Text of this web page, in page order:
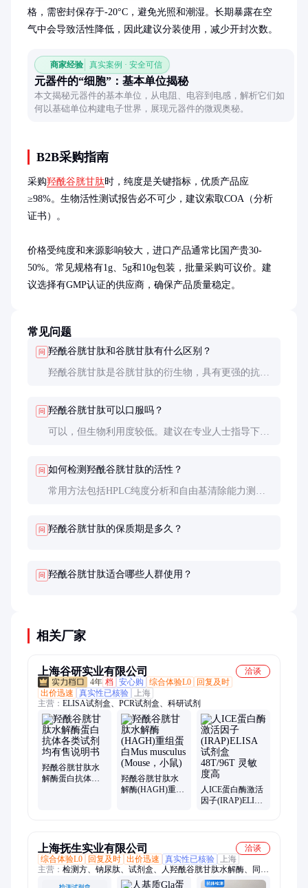
格，需密封保存于-20°C，避免光照和潮湿。长期暴露在空
气中会导致活性降低，因此建议分装使用，减少开封次数。
商家经验 真实案例 · 安全可信
元器件的“细胞”：基本单位揭秘
本文揭秘元器件的基本单位，从电阻、电容到电感，解析它们如
何以基础单位构建电子世界，展现元器件的微观奥秘。
B2B采购指南
采购羟酰谷胱甘肽时，纯度是关键指标，优质产品应
≥98%。生物活性测试报告必不可少，建议索取COA（分析
证书）。
价格受纯度和来源影响较大，进口产品通常比国产贵30-
50%。常见规格有1g、5g和10g包装，批量采购可议价。建
议选择有GMP认证的供应商，确保产品质量稳定。
常见问题
问 羟酰谷胱甘肽和谷胱甘肽有什么区别？
羟酰谷胱甘肽是谷胱甘肽的衍生物，具有更强的抗氧
问 羟酰谷胱甘肽可以口服吗？
可以，但生物利用度较低。建议在专业人士指导下使
问 如何检测羟酰谷胱甘肽的活性？
常用方法包括HPLC纯度分析和自由基清除能力测
问 羟酰谷胱甘肽的保质期是多久？
问 羟酰谷胱甘肽适合哪些人群使用？
相关厂家
上海谷研实业有限公司
洽谈
4年 档 安心购 综合体验L0
回复及时
出价迅速
真实性已核验
上海
主营： ELISA试剂盒、PCR试剂盒、科研试剂
羟酰谷胱甘肽水
解酶蛋白抗体各
羟酰谷胱甘肽水
解酶(HAGH)重组
人ICE蛋白酶激活
因子(IRAP)ELISA
上海抚生实业有限公司
洽谈
综合体验L0
回复及时 出价迅速 真实性已核验
上海
主营： 检测方、钠尿肽、试剂盒、人羟酰谷胱甘肽水解酶、同源
物、ep300检测、结合蛋白、大鼠c-肽(、微球蛋白、抗胰蛋白